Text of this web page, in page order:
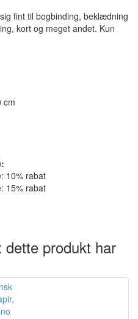
fint til bogbinding, beklædning
kort og meget andet. Kun
cm
10% rabat
15% rabat
dette produkt har